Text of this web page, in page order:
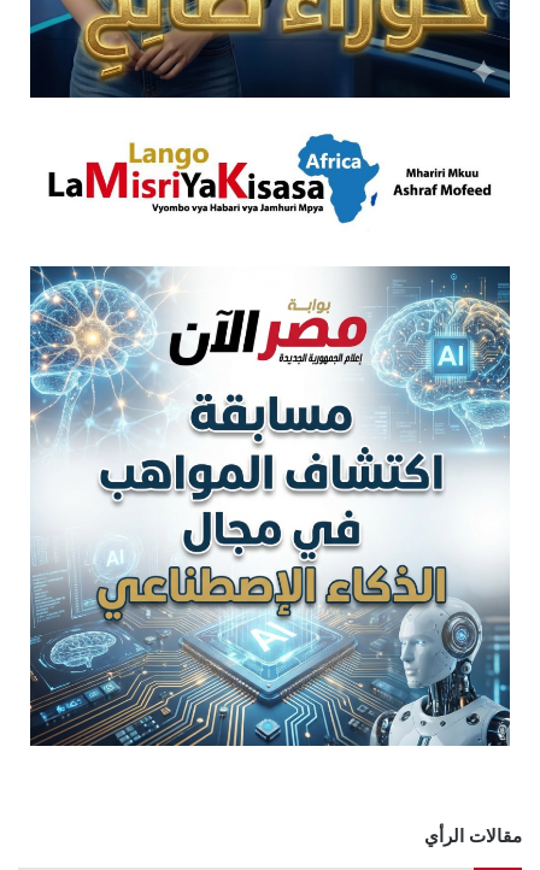
مقالات الرأي